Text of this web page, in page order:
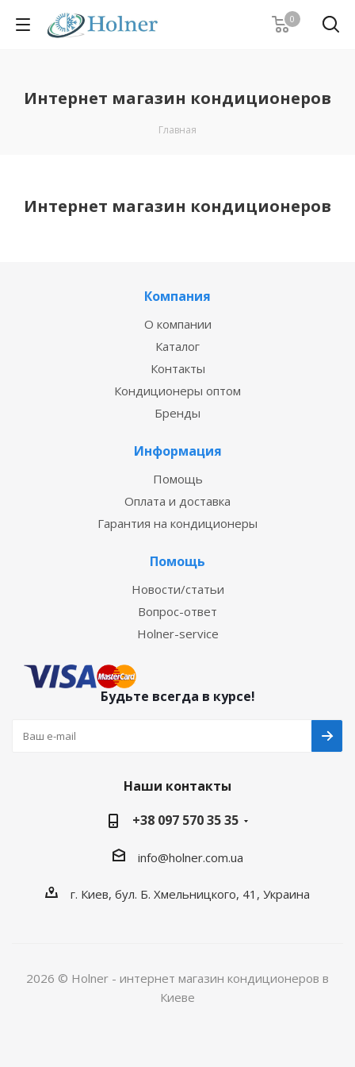
0
Интернет магазин кондиционеров
Главная
Интернет магазин кондиционеров
Компания
О компании
Каталог
Контакты
Кондиционеры оптом
Бренды
Информация
Помощь
Оплата и доставка
Гарантия на кондиционеры
Помощь
Новости/статьи
Вопрос-ответ
Holner-service
Будьте всегда в курсе!
Наши контакты
+38 097 570 35 35
info@holner.com.ua
г. Киев, бул. Б. Хмельницкого, 41, Украина
2026 © Holner - интернет магазин кондиционеров в
Киеве